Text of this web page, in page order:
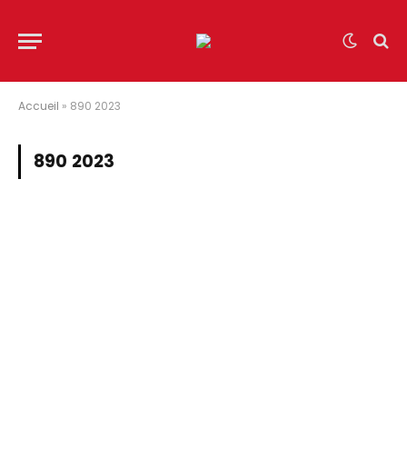
Accueil » 890 2023
890 2023